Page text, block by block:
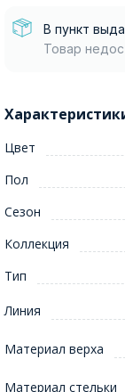
В пункт
Товар
Цвет
Пол
Сезон
Коллекция
Тип
Линия
Материал верха
Материал стельки